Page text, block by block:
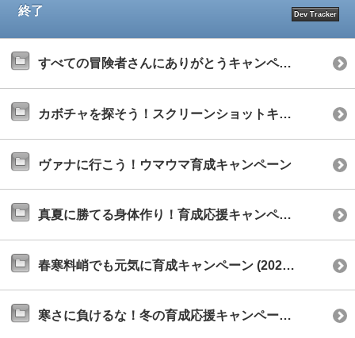
終了 Dev Tracker
すべての冒険者さんにありがとうキャンペーン2022
カボチャを探そう！スクリーンショットキャンペーン
ヴァナに行こう！ウマウマ育成キャンペーン
真夏に勝てる身体作り！育成応援キャンペーン
春寒料峭でも元気に育成キャンペーン (2021年2月)
寒さに負けるな！冬の育成応援キャンペーン（2020年12月）